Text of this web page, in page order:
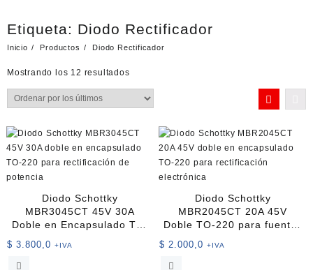
Etiqueta: Diodo Rectificador
Inicio Productos Diodo Rectificador
Mostrando los 12 resultadosOrdenado
por
Diodo Schottky
MBR3045CT 45V 30A
Doble en Encapsulado TO-
$ 3.800,0 +IVA
Diodo Schottky
MBR2045CT 20A 45V
Doble TO-220 para fuentes
$ 2.000,0 +IVA